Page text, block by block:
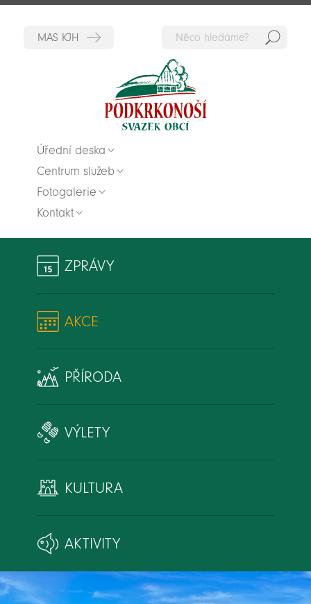
Úřední deska
Centrum služeb
Fotogalerie
Kontakt
ZPRÁVY
AKCE
PŘÍRODA
VÝLETY
KULTURA
AKTIVITY